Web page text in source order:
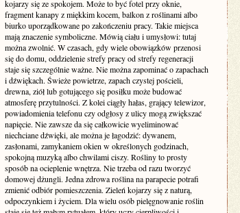
kojarzy się ze spokojem. Może to być fotel przy oknie,
fragment kanapy z miękkim kocem, balkon z roślinami albo
biurko uporządkowane po zakończeniu pracy. Takie miejsca
mają znaczenie symboliczne. Mówią ciału i umysłowi: tutaj
można zwolnić. W czasach, gdy wiele obowiązków przenosi
się do domu, oddzielenie strefy pracy od strefy regeneracji
staje się szczególnie ważne. Nie można zapominać o zapachach
i dźwiękach. Świeże powietrze, zapach czystej pościeli,
drewna, ziół lub gotującego się posiłku może budować
atmosferę przytulności. Z kolei ciągły hałas, grający telewizor,
powiadomienia telefonu czy odgłosy z ulicy mogą zwiększać
napięcie. Nie zawsze da się całkowicie wyeliminować
niechciane dźwięki, ale można je łagodzić: dywanem,
zasłonami, zamykaniem okien w określonych godzinach,
spokojną muzyką albo chwilami ciszy. Rośliny to prosty
sposób na ocieplenie wnętrza. Nie trzeba od razu tworzyć
domowej dżungli. Jedna zdrowa roślina na parapecie potrafi
zmienić odbiór pomieszczenia. Zieleń kojarzy się z naturą,
odpoczynkiem i życiem. Dla wielu osób pielęgnowanie roślin